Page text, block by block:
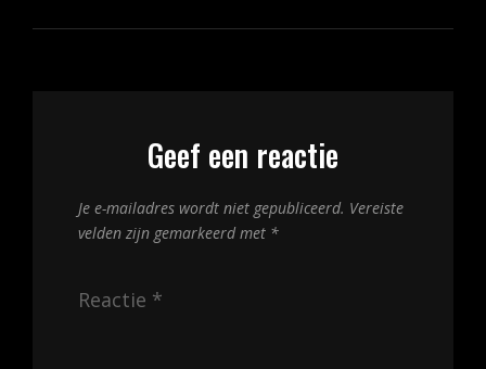
Geef een reactie
Je e-mailadres wordt niet gepubliceerd. Vereiste
velden zijn gemarkeerd met *
Reactie *